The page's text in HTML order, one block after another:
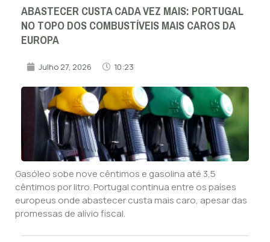
ABASTECER CUSTA CADA VEZ MAIS: PORTUGAL
NO TOPO DOS COMBUSTÍVEIS MAIS CAROS DA
EUROPA
Julho 27, 2026 10:23
Gasóleo sobe nove cêntimos e gasolina até 3,5
cêntimos por litro. Portugal continua entre os países
europeus onde abastecer custa mais caro, apesar das
promessas de alívio fiscal.